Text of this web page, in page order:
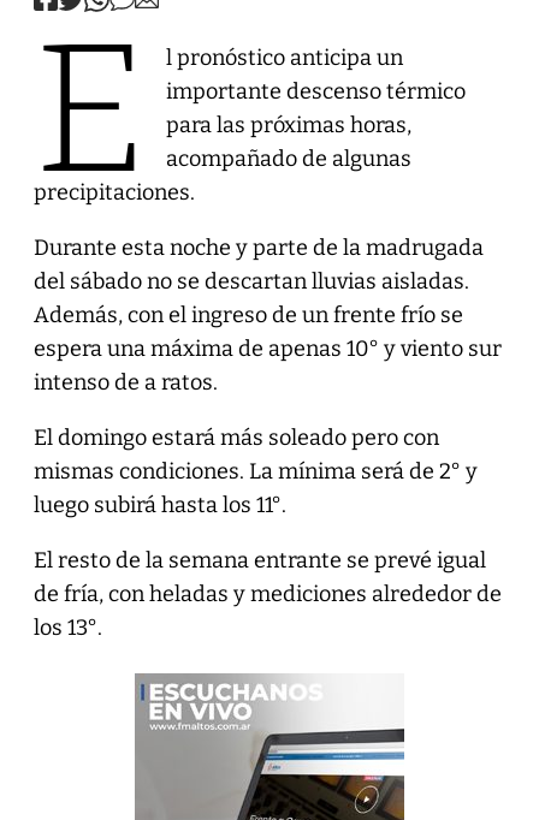
E
l pronóstico anticipa un
importante descenso térmico
para las próximas horas,
acompañado de algunas
precipitaciones.
Durante esta noche y parte de la madrugada
del sábado no se descartan lluvias aisladas.
Además, con el ingreso de un frente frío se
espera una máxima de apenas 10° y viento sur
intenso de a ratos.
El domingo estará más soleado pero con
mismas condiciones. La mínima será de 2° y
luego subirá hasta los 11°.
El resto de la semana entrante se prevé igual
de fría, con heladas y mediciones alrededor de
los 13°.